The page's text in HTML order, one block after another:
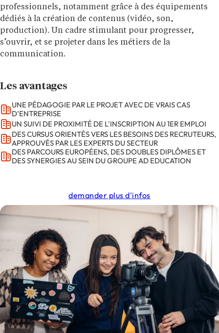
professionnels, notamment grâce à des équipements
dédiés à la création de contenus (vidéo, son,
production). Un cadre stimulant pour progresser,
s’ouvrir, et se projeter dans les métiers de la
communication.
Les avantages
UNE PÉDAGOGIE PAR LE PROJET AVEC DE VRAIS CAS
D’ENTREPRISE
UN SUIVI DE PROXIMITÉ DE L'INSCRIPTION AU 1ER EMPLOI
DES CURSUS ORIENTÉS VERS LES BESOINS DES RECRUTEURS,
APPROUVÉS PAR LES EXPERTS DU SECTEUR
DES PARCOURS EUROPÉENS, DES DOUBLES DIPLÔMES ET
DES SYNERGIES AU SEIN DU GROUPE AD EDUCATION
demander plus d'infos